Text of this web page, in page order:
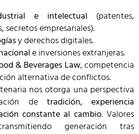
e intelectual (patentes,
secretos empresariales).
y derechos digitales.
e inversiones extranjeras.
& Beverages Law, competencia
alternativa de conflictos.
nos otorga una perspectiva
de tradición, experiencia
constante al cambio. Valores
generación tras